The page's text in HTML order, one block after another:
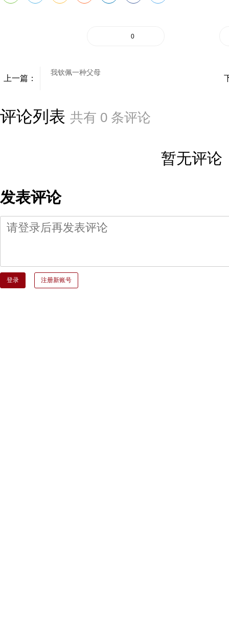
0
上一篇：
我钦佩一种父母
评论列表 共有 0 条评论
暂无评论
发表评论
登录 注册新账号